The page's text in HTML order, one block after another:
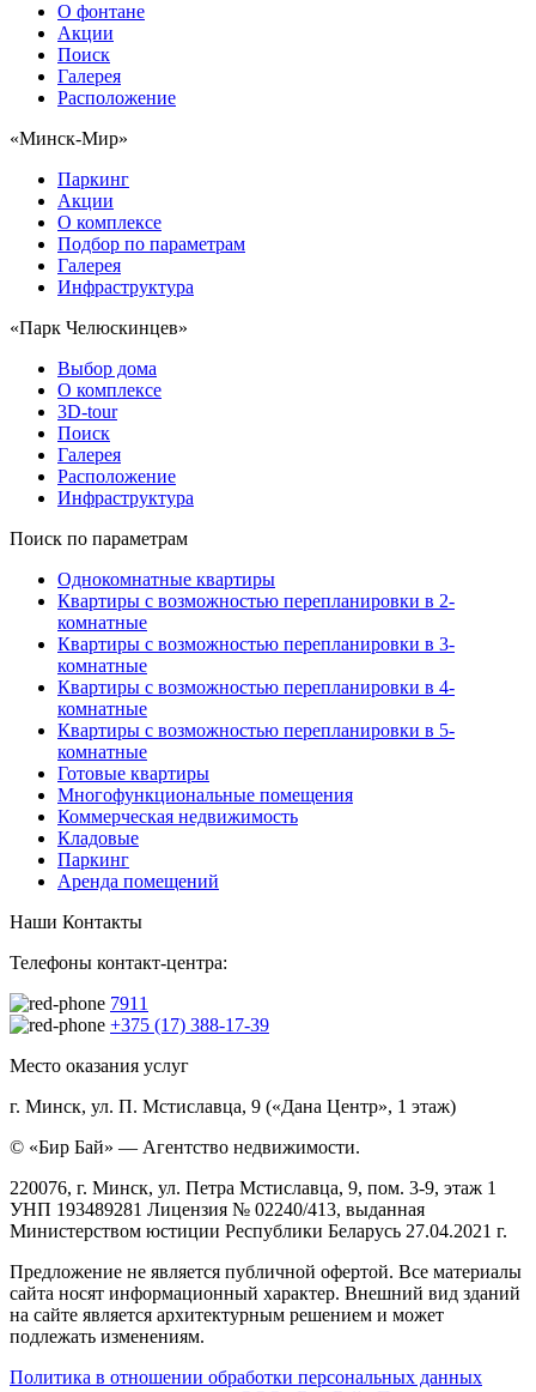
О фонтане
Акции
Поиск
Галерея
Расположение
«Минск-Мир»
Паркинг
Акции
О комплексе
Подбор по параметрам
Галерея
Инфраструктура
«Парк Челюскинцев»
Выбор дома
О комплексе
3D-tour
Поиск
Галерея
Расположение
Инфраструктура
Поиск по параметрам
Однокомнатные квартиры
Квартиры с возможностью перепланировки в 2-
комнатные
Квартиры с возможностью перепланировки в 3-
комнатные
Квартиры с возможностью перепланировки в 4-
комнатные
Квартиры с возможностью перепланировки в 5-
комнатные
Готовые квартиры
Многофункциональные помещения
Коммерческая недвижимость
Кладовые
Паркинг
Аренда помещений
Наши Контакты
Телефоны контакт-центра:
7911
+375 (17) 388-17-39
Место оказания услуг
г. Минск, ул. П. Мстиславца, 9 («Дана Центр», 1 этаж)
© «Бир Бай» — Агентство недвижимости.
220076, г. Минск, ул. Петра Мстиславца, 9, пом. 3-9, этаж 1
УНП 193489281 Лицензия № 02240/413, выданная
Министерством юстиции Республики Беларусь 27.04.2021 г.
Предложение не является публичной офертой. Все материалы
сайта носят информационный характер. Внешний вид зданий
на сайте является архитектурным решением и может
подлежать изменениям.
Политика в отношении обработки персональных данных